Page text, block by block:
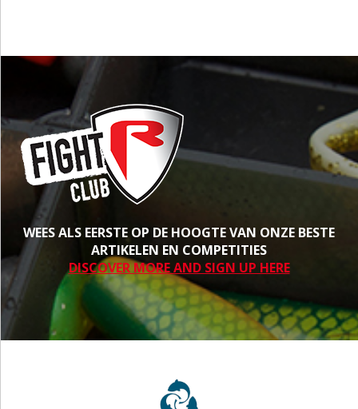
WEES ALS EERSTE OP DE HOOGTE VAN ONZE BESTE
ARTIKELEN EN COMPETITIES
DISCOVER MORE AND SIGN UP HERE